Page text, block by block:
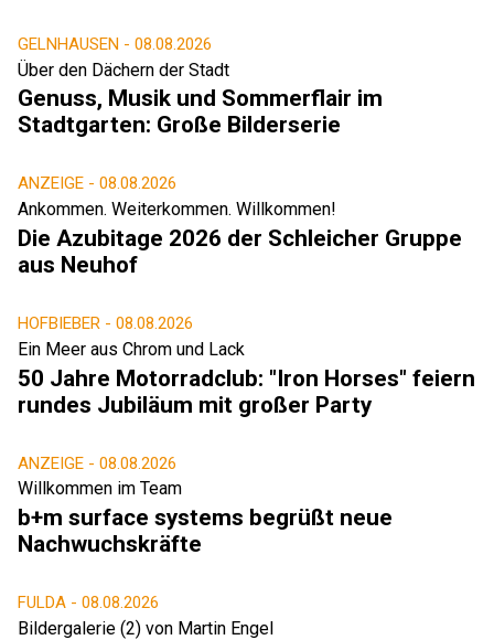
GELNHAUSEN - 08.08.2026
Über den Dächern der Stadt
Genuss, Musik und Sommerflair im
Stadtgarten: Große Bilderserie
ANZEIGE - 08.08.2026
Ankommen. Weiterkommen. Willkommen!
Die Azubitage 2026 der Schleicher Gruppe
aus Neuhof
HOFBIEBER - 08.08.2026
Ein Meer aus Chrom und Lack
50 Jahre Motorradclub: "Iron Horses" feiern
rundes Jubiläum mit großer Party
ANZEIGE - 08.08.2026
Willkommen im Team
b+m surface systems begrüßt neue
Nachwuchskräfte
FULDA - 08.08.2026
Bildergalerie (2) von Martin Engel